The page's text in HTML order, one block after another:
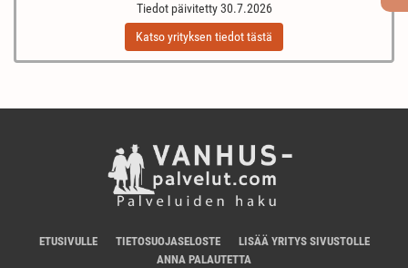
Tiedot päivitetty 30.7.2026
Katso yrityksen tiedot tästä
ETUSIVULLE TIETOSUOJASELOSTE
LISÄÄ YRITYS SIVUSTOLLE
ANNA PALAUTETTA